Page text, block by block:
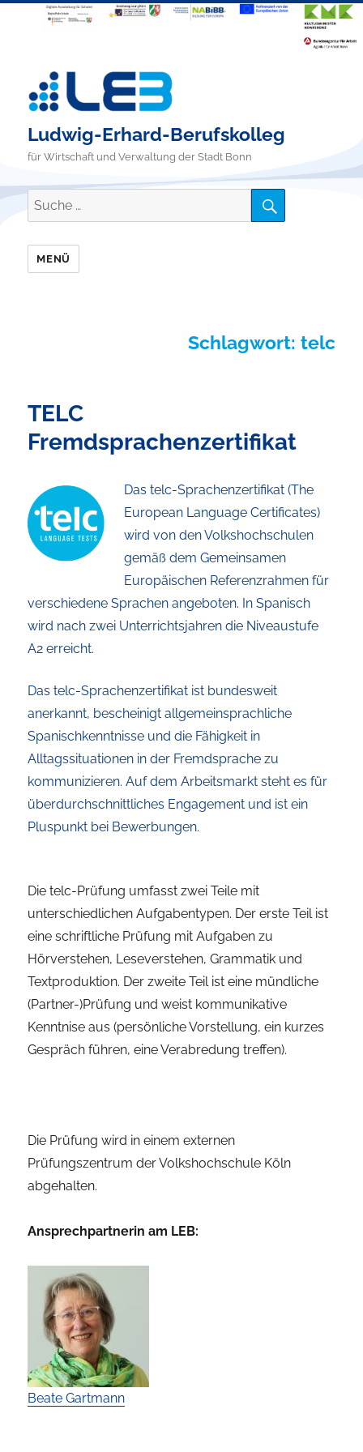
Ludwig-Erhard-Berufskolleg
für Wirtschaft und Verwaltung der Stadt Bonn
Suche
nach:
SUCHE
MENÜ
Schlagwort: telc
TELC
Fremdsprachenzertifikat
Das telc-Sprachenzertifikat (The
European Language Certificates)
wird von den Volkshochschulen
gemäß dem Gemeinsamen
Europäischen Referenzrahmen für
verschiedene Sprachen angeboten. In Spanisch
wird nach zwei Unterrichtsjahren die Niveaustufe
A2 erreicht.
Das telc-Sprachenzertifikat ist bundesweit
anerkannt, bescheinigt allgemeinsprachliche
Spanischkenntnisse und die Fähigkeit in
Alltagssituationen in der Fremdsprache zu
kommunizieren. Auf dem Arbeitsmarkt steht es für
überdurchschnittliches Engagement und ist ein
Pluspunkt bei Bewerbungen.
Die telc-Prüfung umfasst zwei Teile mit
unterschiedlichen Aufgabentypen. Der erste Teil ist
eine schriftliche Prüfung mit Aufgaben zu
Hörverstehen, Leseverstehen, Grammatik und
Textproduktion. Der zweite Teil ist eine mündliche
(Partner-)Prüfung und weist kommunikative
Kenntnise aus (persönliche Vorstellung, ein kurzes
Gespräch führen, eine Verabredung treffen).
Die Prüfung wird in einem externen
Prüfungszentrum der Volkshochschule Köln
abgehalten.
Ansprechpartnerin am LEB:
Beate Gartmann